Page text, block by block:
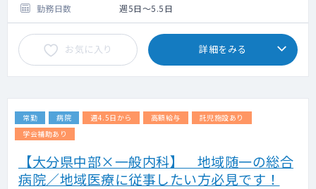
勤務日数 週5日～5.5日
お気に入り 詳細をみる
常勤 病院 週4.5日から 高額給与
託児施設あり
学会補助あり
【大分県中部×一般内科】 地域随一の総合
病院／地域医療に従事したい方必見です！